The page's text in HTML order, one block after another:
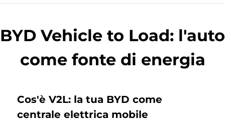
BYD Vehicle to Load: l'auto
come fonte di energia
Cos'è V2L: la tua BYD come
centrale elettrica mobile